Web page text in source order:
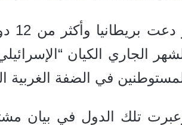
و
الجاري الكيان
في الضفة الغربية
تلك الدول في بيان